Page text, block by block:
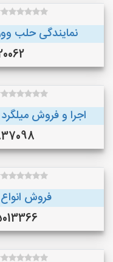
نمایندگی حلب
اجرا و فروش
فروش